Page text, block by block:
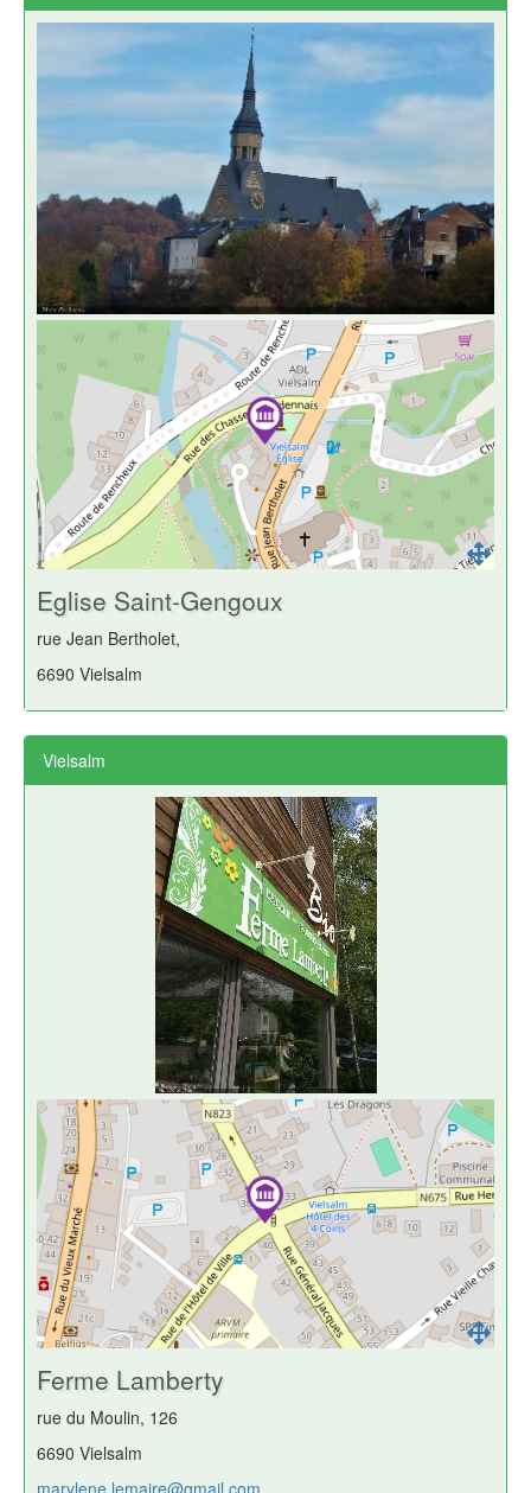
Eglise Saint-Gengoux
rue Jean Bertholet,
6690 Vielsalm
Vielsalm
Ferme Lamberty
rue du Moulin, 126
6690 Vielsalm